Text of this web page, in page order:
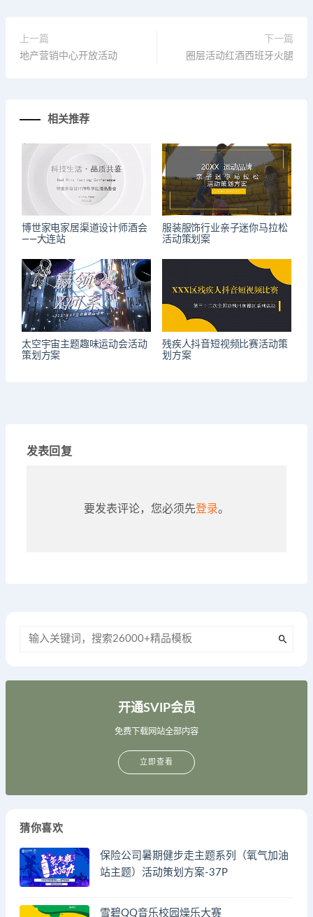
上一篇
地产营销中心开放活动
下一篇
圈层活动红酒西班牙火腿
相关推荐
博世家电家居渠道设计师酒会
——大连站
服装服饰行业亲子迷你马拉松
活动策划案
太空宇宙主题趣味运动会活动
策划方案
残疾人抖音短视频比赛活动策
划方案
发表回复
要发表评论，您必须先登录。
开通SVIP会员
免费下载网站全部内容
立即查看
猜你喜欢
保险公司暑期健步走主题系列（氧气加油
站主题）活动策划方案-37P
雪碧QQ音乐校园燥乐大赛